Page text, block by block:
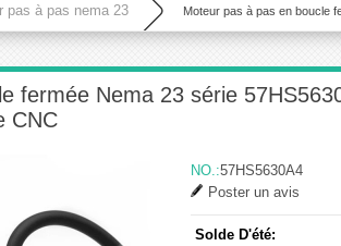
pas à pas nema 23 Moteur pas à pas en boucle
fermée Nema 23 série
CNC
NO.:57HS5630A4
Poster un avis
Solde D'été: